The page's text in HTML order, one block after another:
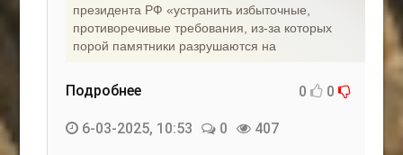
президента РФ «устранить избыточные,
противоречивые требования, из-за которых
порой памятники разрушаются на
Подробнее 0 0
6-03-2025, 10:53 0 407